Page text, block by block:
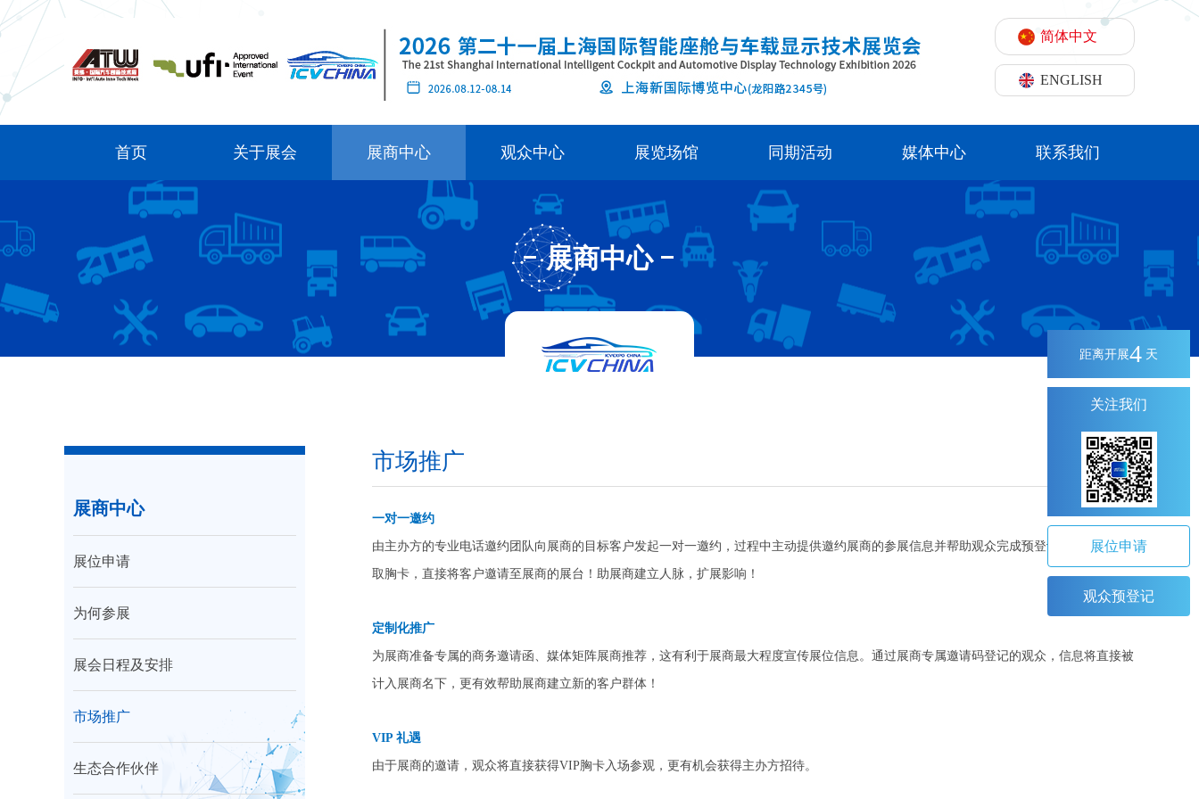
简体中文
ENGLISH
首页 关于展会 展商中心 观众中心 展览场馆 同期活动 媒体中心 联系我们
展商中心
展商中心
展位申请
为何参展
展会日程及安排
市场推广
生态合作伙伴
市场推广
一对一邀约
由主办方的专业电话邀约团队向展商的目标客户发起一对一邀约，过程中主动提供邀约展商的参展信息并帮助观众完成预登记，现场免费换
取胸卡，直接将客户邀请至展商的展台！助展商建立人脉，扩展影响！
定制化推广
为展商准备专属的商务邀请函、媒体矩阵展商推荐，这有利于展商最大程度宣传展位信息。通过展商专属邀请码登记的观众，信息将直接被
计入展商名下，更有效帮助展商建立新的客户群体！
VIP 礼遇
由于展商的邀请，观众将直接获得VIP胸卡入场参观，更有机会获得主办方招待。
距离开展4 天
关注我们
展位申请
观众预登记